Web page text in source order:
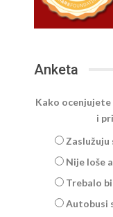
Anketa
Kako
i
Zaslužuju
Nije loše
Trebalo
Autobusi